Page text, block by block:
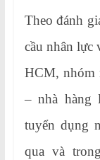
Theo đánh
cầu nhân lực
HCM, nhóm
– nhà hàng
tuyển dụng
qua và